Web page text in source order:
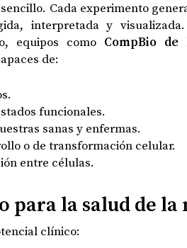
Cada experimento
interpretada y
equipos como CompBio
de:
funcionales.
sanas y enfermas.
o de transformación celular.
entre células.
para la salud de la
clínico: